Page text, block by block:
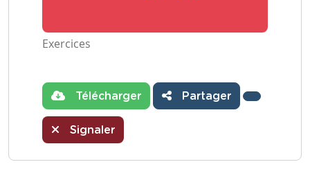
Exercices
Télécharger Partager
Signaler